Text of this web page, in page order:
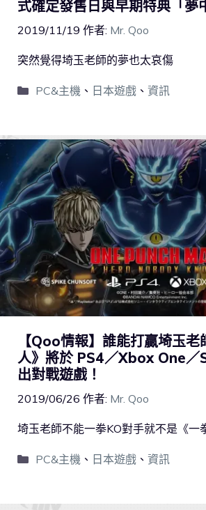
式確定發售日與早期特典「夢
2019/11/19 作者: Mr. Qoo
突然覺得埼玉老師的夢也太哀傷
PC&主機、 日本遊戲、 資訊
【Qoo情報】誰能打贏埼玉
人》將於 PS4／Xbox One／
出對戰遊戲！
2019/06/26 作者: Mr. Qoo
埼玉老師不能一拳KO對手就不是《一
PC&主機 、 日本遊戲、 資訊